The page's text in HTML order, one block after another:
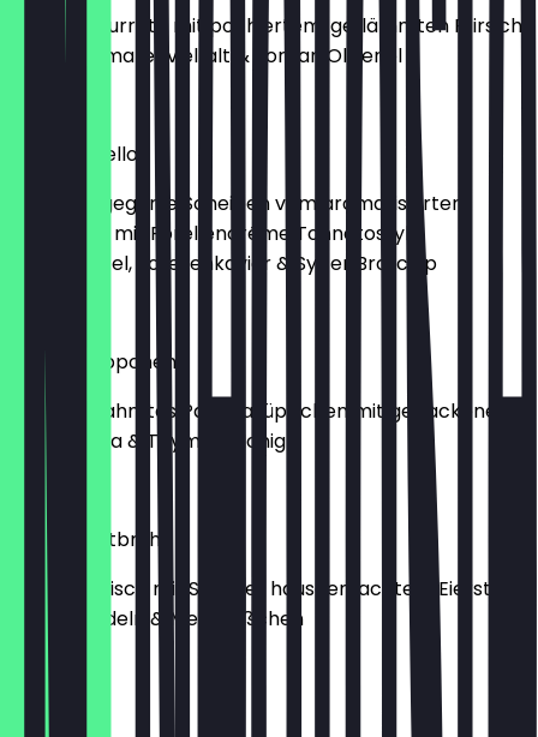
Cremige Burrata mit pochiertem, geflämmten Pfirsich,
bunter Tomatenvielfalt & Jordan Olivenöl
Vitello Forello
Sous vide gegarte Scheiben vom aromatisierten
Weidekalb mit Forellencréme Tonnatostyle,
Kapernapfel, Forellenkaviar & Sylter Brotchip
Paprikasüppchen
Leicht gerahmtes Paprikasüppchen mit gebackenem
Lesbos Feta & Thymian Honig
8,00 €
Rinderkraftbrühe
Ganz klassisch mit Spargel, hausgemachtem Eierstich,
Suppennudeln & Mettklößchen
7,00 €